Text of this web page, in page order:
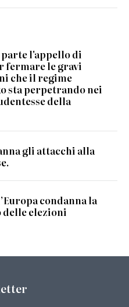
l'appello di
fermare le gravi
che il regime
sta perpetrando nei
della
gli attacchi alla
condanna la
delle elezioni